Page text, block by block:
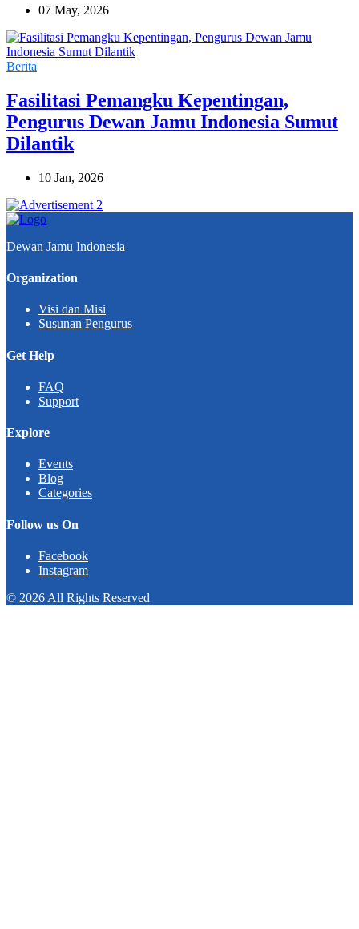
07 May, 2026
Berita
Fasilitasi Pemangku Kepentingan,
Pengurus Dewan Jamu Indonesia Sumut
Dilantik
10 Jan, 2026
Dewan Jamu Indonesia
Organization
Visi dan Misi
Susunan Pengurus
Get Help
FAQ
Support
Explore
Events
Blog
Categories
Follow us On
Facebook
Instagram
© 2026 All Rights Reserved